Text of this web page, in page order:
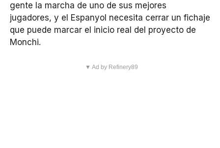
gente la marcha de uno de sus mejores
jugadores, y el Espanyol necesita cerrar un fichaje
que puede marcar el inicio real del proyecto de
Monchi.
▼ Ad by Refinery89